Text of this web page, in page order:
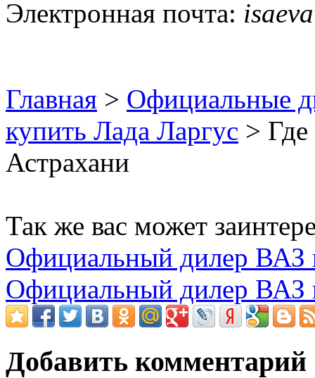
Электронная почта:
Главная > Официальные
купить Лада Ларгус >
Астрахани
Так же вас может
Официальный дилер ВАЗ
Официальный дилер ВАЗ
Добавить комментарий